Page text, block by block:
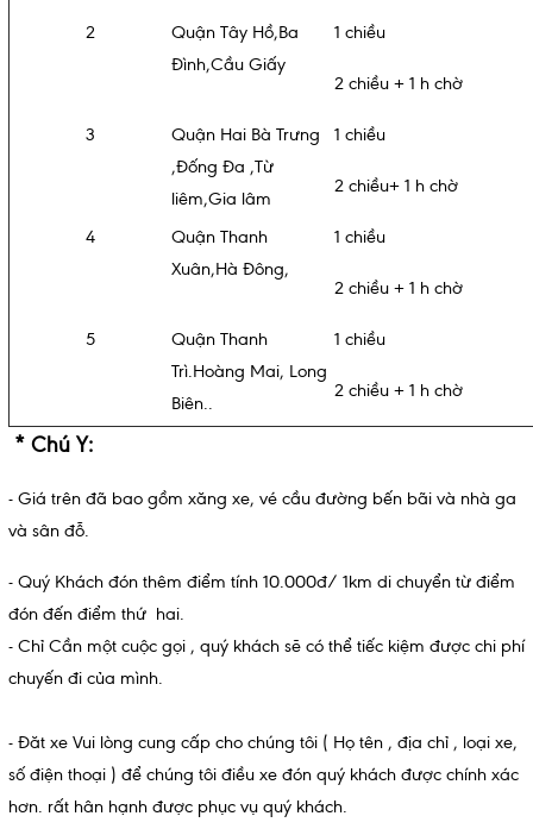
2
Quận Tây Hồ,Ba
Đình,Cầu Giấy
1 chiều
2 chiều + 1 h chờ
3
Quận Hai Bà Trưng
,Đống Đa ,Từ
liêm,Gia lâm
1 chiều
2 chiều+ 1 h chờ
4
Quận Thanh
Xuân,Hà Đông,
1 chiều
2 chiều + 1 h chờ
5
Quận Thanh
Trì.Hoàng Mai, Long
Biên..
1 chiều
2 chiều + 1 h chờ
* Chú Y:
- Giá trên đã bao gồm xăng xe, vé cầu đường bến bãi và nhà ga
và sân đỗ.
- Quý Khách đón thêm điểm tính 10.000đ/ 1km di chuyển từ điểm
đón đến điểm thứ hai.
- Chỉ Cần một cuộc gọi , quý khách sẽ có thể tiếc kiệm được chi phí
chuyến đi của mình.
- Đăt xe Vui lòng cung cấp cho chúng tôi ( Họ tên , địa chỉ , loại xe,
số điện thoại ) để chúng tôi điều xe đón quý khách được chính xác
hơn. rất hân hạnh được phục vụ quý khách.